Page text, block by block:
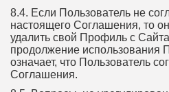
8.4. Если Пользователь не
настоящего Соглашения, то
удалить свой Профиль с
продолжение использования
означает, что Пользователь
Соглашения.